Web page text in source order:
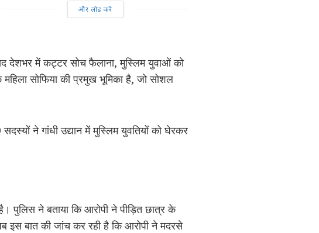
और लोड करें
देशभर में कट्टर सोच फैलाना, मुस्लिम युवाओं को
सोफिया की प्रमुख भूमिका है, जो सोशल
ने गांधी उद्यान में मुस्लिम युवतियों को घेरकर
पुलिस ने बताया कि आरोपी ने पीड़ित छात्र के
बात की जांच कर रही है कि आरोपी ने मदरसे